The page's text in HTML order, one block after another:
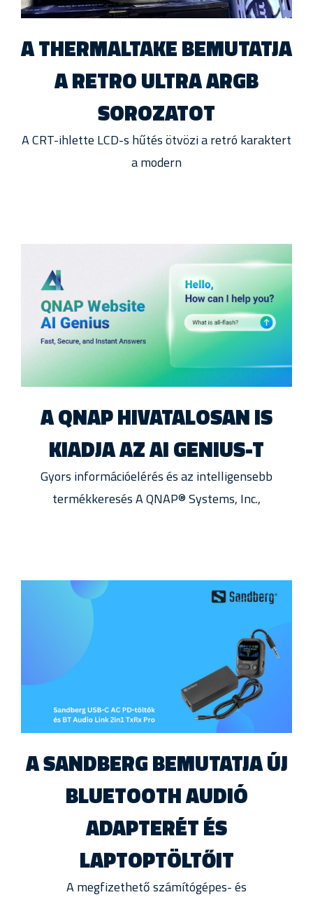
A THERMALTAKE BEMUTATJA
A RETRO ULTRA ARGB
SOROZATOT
A CRT-ihlette LCD-s hűtés ötvözi a retró karaktert
a modern
A QNAP HIVATALOSAN IS
KIADJA AZ AI GENIUS-T
Gyors információelérés és az intelligensebb
termékkeresés A QNAP® Systems, Inc.,
A SANDBERG BEMUTATJA ÚJ
BLUETOOTH AUDIÓ
ADAPTERÉT ÉS
LAPTOPTÖLTŐIT
A megfizethető számítógépes- és